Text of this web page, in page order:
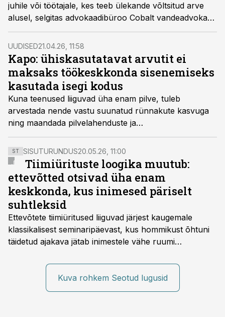
juhile või töötajale, kes teeb ülekande võltsitud arve
alusel, selgitas advokaadibüroo Cobalt vandeadvokaat
Henri Hansson.
UUDISED21.04.26, 11:58
Kapo: ühiskasutatavat arvutit ei
maksaks töökeskkonda sisenemiseks
kasutada isegi kodus
Kuna teenused liiguvad üha enam pilve, tuleb
arvestada nende vastu suunatud rünnakute kasvuga
ning maandada pilvelahenduste ja
kaugtöövõimalustega kaasnevaid ohte, kirjutab
Äritehnoloogia.ee.
ST SISUTURUNDUS20.05.26, 11:00
Tiimiürituste loogika muutub:
ettevõtted otsivad üha enam
keskkonda, kus inimesed päriselt
suhtleksid
Ettevõtete tiimiüritused liiguvad järjest kaugemale
klassikalisest seminaripäevast, kus hommikust õhtuni
täidetud ajakava jätab inimestele vähe ruumi
räägitakse, miks otsivad ettevõtted üha enam paikasid,
kus keskkond ise aitaks inimesed töörežiimist välja
tuua ning looks võimaluse rahulikumaks ja
Kuva rohkem Seotud lugusid